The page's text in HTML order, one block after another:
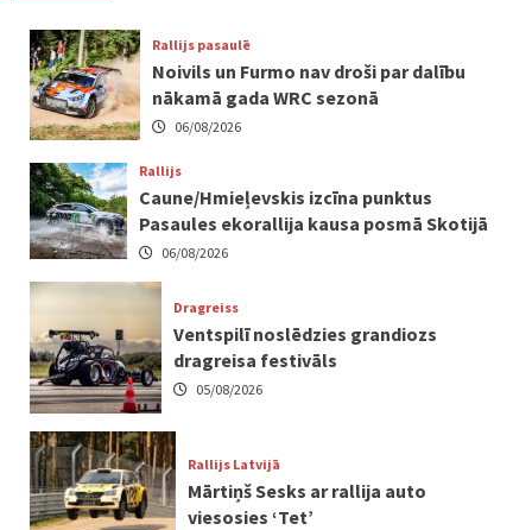
Rallijs pasaulē
Noivils un Furmo nav droši par dalību
nākamā gada WRC sezonā
06/08/2026
Rallijs
Caune/Hmieļevskis izcīna punktus
Pasaules ekorallija kausa posmā Skotijā
06/08/2026
Dragreiss
Ventspilī noslēdzies grandiozs
dragreisa festivāls
05/08/2026
Rallijs Latvijā
Mārtiņš Sesks ar rallija auto
viesosies ‘Tet’